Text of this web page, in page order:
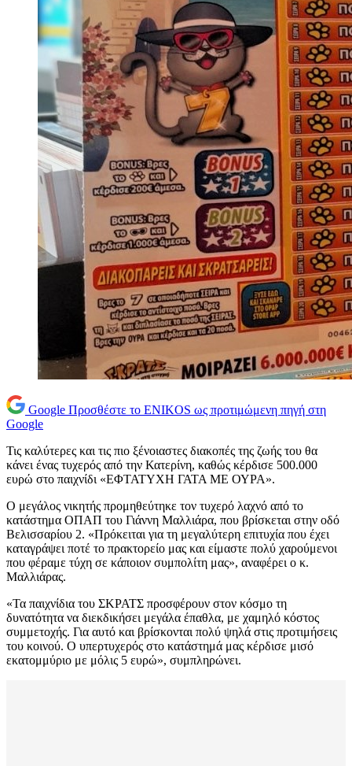
Google Προσθέστε το ENIKOS ως προτιμώμενη πηγή στη
Google
Τις καλύτερες και τις πιο ξένοιαστες διακοπές της ζωής του θα
κάνει ένας τυχερός από την Κατερίνη, καθώς κέρδισε 500.000
ευρώ στο παιχνίδι «ΕΦΤΑΤΥΧΗ ΓΑΤΑ ΜΕ ΟΥΡΑ».
Ο μεγάλος νικητής προμηθεύτηκε τον τυχερό λαχνό από το
κατάστημα ΟΠΑΠ του Γιάννη Μαλλιάρα, που βρίσκεται στην οδό
Βελισσαρίου 2. «Πρόκειται για τη μεγαλύτερη επιτυχία που έχει
καταγράψει ποτέ το πρακτορείο μας και είμαστε πολύ χαρούμενοι
που φέραμε τύχη σε κάποιον συμπολίτη μας», αναφέρει ο κ.
Μαλλιάρας.
«Τα παιχνίδια του ΣΚΡΑΤΣ προσφέρουν στον κόσμο τη
δυνατότητα να διεκδικήσει μεγάλα έπαθλα, με χαμηλό κόστος
συμμετοχής. Για αυτό και βρίσκονται πολύ ψηλά στις προτιμήσεις
του κοινού. Ο υπερτυχερός στο κατάστημά μας κέρδισε μισό
εκατομμύριο με μόλις 5 ευρώ», συμπληρώνει.